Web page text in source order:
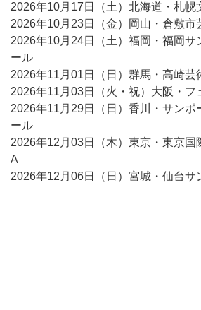
2026年10月17日（土）北海道・札幌
2026年10月23日（金）岡山・倉敷市
2026年10月24日（土）福岡・福岡サ
ール
2026年11月01日（日）群馬・高崎芸
2026年11月03日（火・祝）大阪・フ
2026年11月29日（日）香川・サンポ
ール
2026年12月03日（木）東京・東京国
A
2026年12月06日（日）宮城・仙台サ